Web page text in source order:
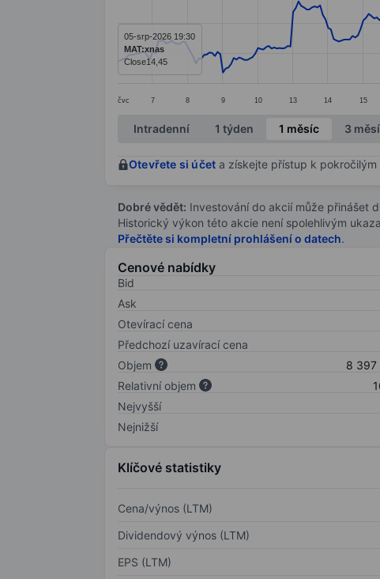
The chart has 1 Y axis displaying values.
čvc 7 8 9 10 13 14 15
05-srp-2026 19:30
MAT:xnas
Close14,45
End of interactive chart.
Intradenní 1 týden 1 měsíc 3
Otevřete si účet a získejte přístup k
Dobré vědět: Investování do akcií může přinášet
Historický výkon této akcie není spolehlivým
Přečtěte si kompletní prohlášení o datech.
Cenové nabídky
Bid
Ask
Otevírací cena
Předchozí uzavírací cena
Objem
8 397
Relativní objem
Nejvyšší
Nejnižší
Klíčové statistiky
Cena/výnos (LTM)
Dividendový výnos (LTM)
EPS (LTM)